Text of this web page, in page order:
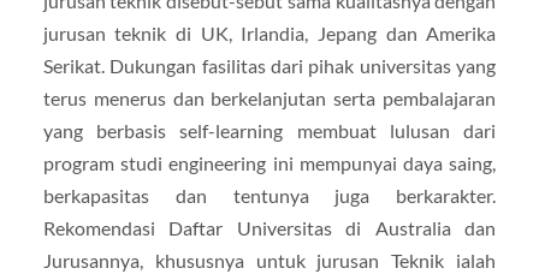
jurusan teknik di UK, Irlandia, Jepang dan Amerika
Serikat. Dukungan fasilitas dari pihak universitas yang
terus menerus dan berkelanjutan serta pembalajaran
yang berbasis self-learning membuat lulusan dari
program studi engineering ini mempunyai daya saing,
berkapasitas dan tentunya juga berkarakter.
Rekomendasi Daftar Universitas di Australia dan
Jurusannya, khususnya untuk jurusan Teknik ialah